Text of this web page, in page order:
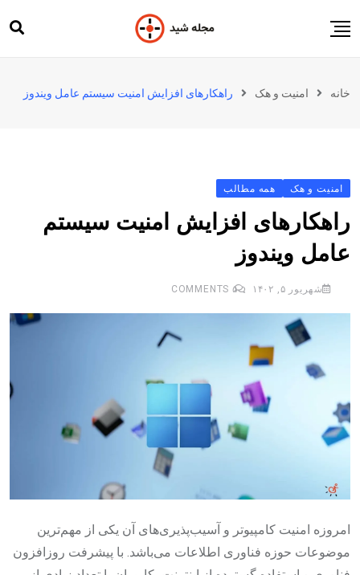
to
شید
اخبار
خانه امنیت و هک راهکارهای افزایش امنیت سیستم عامل ویندوز
امنیت و هک همه مطالب
راهکارهای افزایش امنیت سیستم
عامل ویندوز
شهریور ۵, ۱۴۰۲ ۵
امروزه امنیت کامپیوتر و آسیب‌پذیری‌های آن یکی از مهم‌ترین
موضوعات حوزه فناوری اطلاعات می‌باشد. با پیشرفت روزافزون